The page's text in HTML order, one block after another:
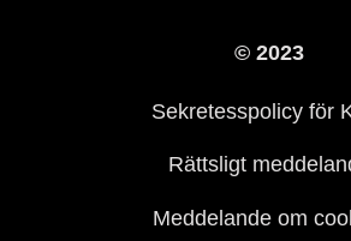
© 2023
Sekretesspolicy för
Rättsligt
Meddelande om